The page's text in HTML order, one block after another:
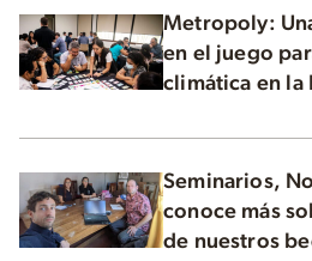
Metropoly:
en el juego
climática en la
Seminarios,
conoce más
de nuestros